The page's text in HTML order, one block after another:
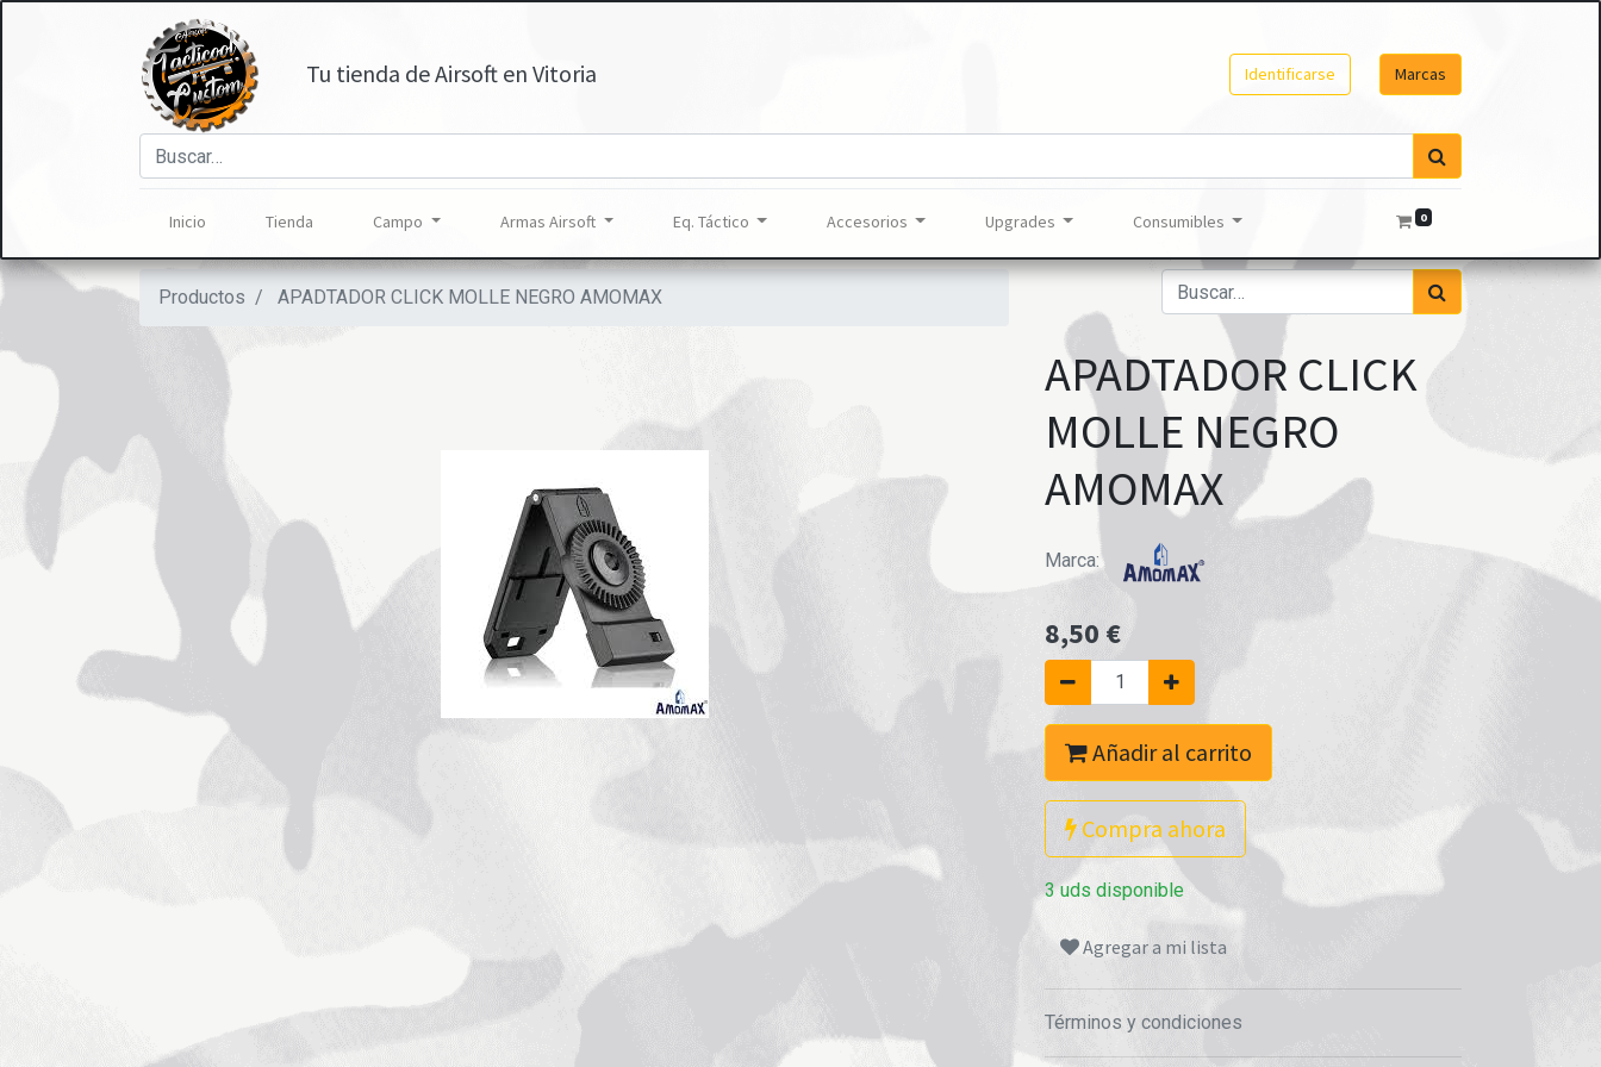
Tu tienda de Airsoft en Vitoria Identificarse Marcas
Inicio Tienda Campo Armas Airsoft Eq. Táctico Accesorios Upgrades Consumibles 0
Productos APADTADOR CLICK MOLLE NEGRO AMOMAX
APADTADOR CLICK
MOLLE NEGRO
AMOMAX
Marca:
8,50 €
Añadir al carrito
Compra ahora
3 uds disponible
Agregar a mi lista
Términos y condiciones